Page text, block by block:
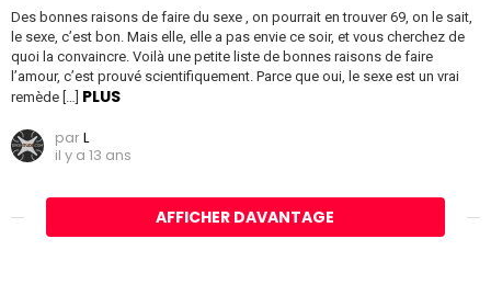
Des bonnes raisons de faire du sexe , on pourrait en trouver 69, on le sait,
le sexe, c’est bon. Mais elle, elle a pas envie ce soir, et vous cherchez de
quoi la convaincre. Voilà une petite liste de bonnes raisons de faire
l’amour, c’est prouvé scientifiquement. Parce que oui, le sexe est un vrai
remède […] PLUS
parL
il y a 13 ans
AFFICHER DAVANTAGE